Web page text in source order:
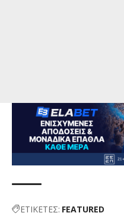
ΕΤΙΚΕΤΕΣ: FEATURED